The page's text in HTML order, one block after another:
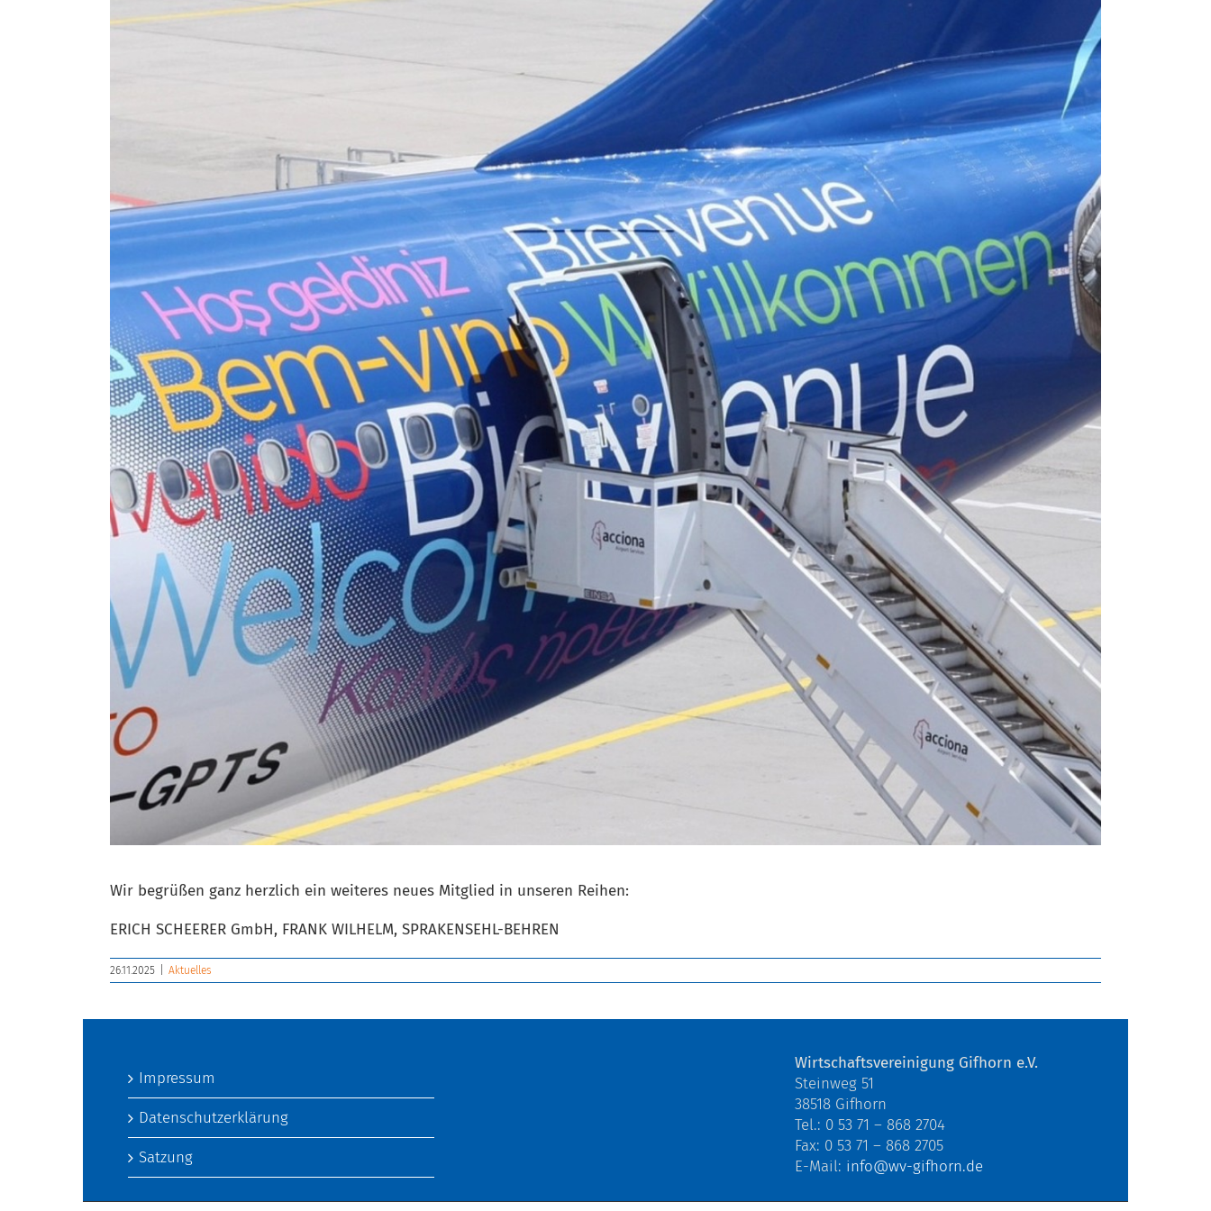
Wir begrüßen ganz herzlich ein weiteres neues Mitglied in unseren Reihen:
ERICH SCHEERER GmbH, FRANK WILHELM, SPRAKENSEHL-BEHREN
26.11.2025 Aktuelles
Impressum
Datenschutzerklärung
Satzung
Wirtschaftsvereinigung Gifhorn e.V.
Steinweg 51
38518 Gifhorn
Tel.: 0 53 71 – 868 2704
Fax: 0 53 71 – 868 2705
E-Mail: info@wv-gifhorn.de